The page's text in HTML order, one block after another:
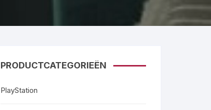
PRODUCTCATEGORIEËN
PlayStation